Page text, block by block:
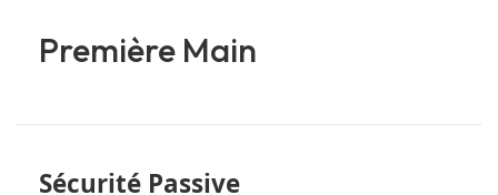
Première Main
Sécurité Passive